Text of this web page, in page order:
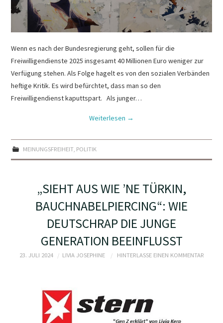
Wenn es nach der Bundesregierung geht, sollen für die
Freiwilligendienste 2025 insgesamt 40 Millionen Euro weniger zur
Verfügung stehen. Als Folge hagelt es von den sozialen Verbänden
heftige Kritik. Es wird befürchtet, dass man so den
Freiwilligendienst kaputtspart. Als junger…
Weiterlesen →
MEINUNGSFREIHEIT, POLITIK
„SIEHT AUS WIE ’NE TÜRKIN,
BAUCHNABELPIERCING“: WIE
DEUTSCHRAP DIE JUNGE
GENERATION BEEINFLUSST
23. JULI 2024 LIVIA JOSEPHINE HINTERLASSE EINEN KOMMENTAR